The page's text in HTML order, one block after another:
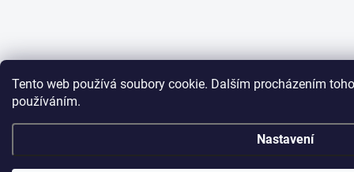
Tento web používá soubory cookie. Dalším procházením
používáním.
Nastavení